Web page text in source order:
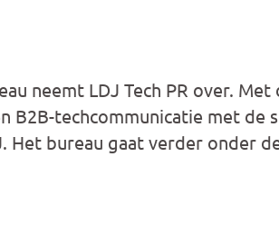
neemt LDJ Tech PR over.
B2B-techcommunicatie met de
Het bureau gaat verder onder